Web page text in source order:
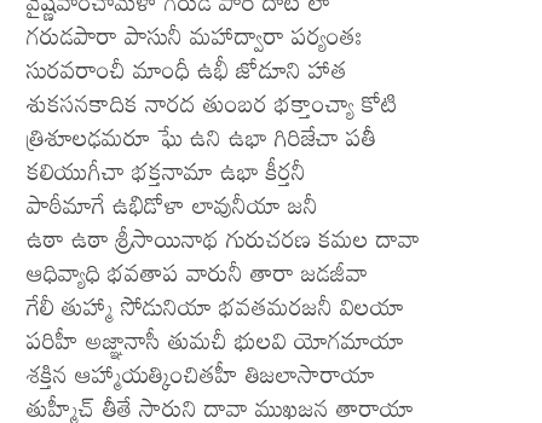
గరుడపారా పాసునీ మహాద్వారా పర్యంతః
సురవరాంచీ మాంధీ ఉభీ జోడూని హాత
శుకసనకాదిక నారద తుంబర భక్తాంచ్యా కోటి
త్రిశూలఢమరూ ఘే ఉని ఉభా గిరిజేచా పతీ
కలియుగీచా భక్తనామా ఉభా కీర్తనీ
పాఠీమాగే ఉభిడోళా లావునీయా జనీ
ఉఠా ఉఠా శ్రీసాయినాథ గురుచరణ కమల దావా
ఆధివ్యాధి భవతాప వారునీ తారా జడజీవా
గేలీ తుహ్మా సోడునియా భవతమరజనీ విలయా
పరిహీ అజ్ఞానాసీ తుమచీ భులవి యోగమాయా
శక్తిన ఆహ్మాయత్కించితహీ తిజలాసారాయా
తుహ్మీచ్ తీతే సారుని దావా ముఖజన తారాయా